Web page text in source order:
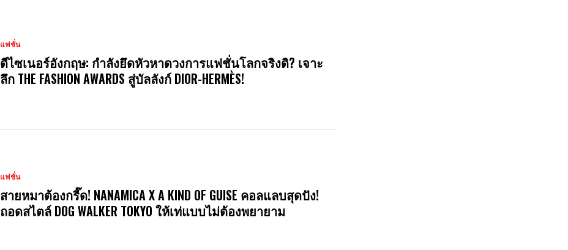
แฟชั่น
ดีไซเนอร์อังกฤษ: กำลังยึดหัวหาดวงการแฟชั่นโลกจริงดิ? เจาะ
ลึก THE FASHION AWARDS สู่บัลลังก์ DIOR-HERMÈS!
แฟชั่น
สายหมาต้องกรี๊ด! NANAMICA X A KIND OF GUISE คอลแลบสุดปัง!
ถอดสไตล์ DOG WALKER TOKYO ให้เท่แบบไม่ต้องพยายาม